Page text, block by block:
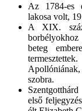
Az 1784-es
lakosa volt,
A XIX.
beteg
Apollóniának,
szobra.
első